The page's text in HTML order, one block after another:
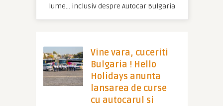
lume… inclusiv despre Autocar Bulgaria
Vine vara, cuceriti
Bulgaria ! Hello
Holidays anunta
lansarea de curse
cu autocarul si